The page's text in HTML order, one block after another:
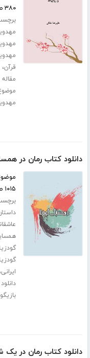
۳۸۰ صفحه
قرآن،
دانلود کتاب رمان در
۱۰۱۵ صفحه
ایرانی
دانلود کتاب رمان در